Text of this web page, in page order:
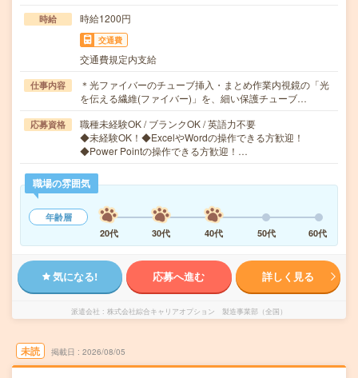
時給 時給1200円
交通費
交通費規定内支給
仕事内容
＊光ファイバーのチューブ挿入・まとめ作業内視鏡の「光
を伝える繊維(ファイバー)」を、細い保護チューブ…
応募資格
職種未経験OK / ブランクOK / 英語力不要
◆未経験OK！◆ExcelやWordの操作できる方歓迎！
◆Power Pointの操作できる方歓迎！…
職場の雰囲気
年齢層
20代
30代 40代 50代 60代
気になる! 応募へ進む 詳しく見る
派遣会社 株式会社綜合キャリアオプション 製造事業部（全国）
未読 掲載日 2026/08/05